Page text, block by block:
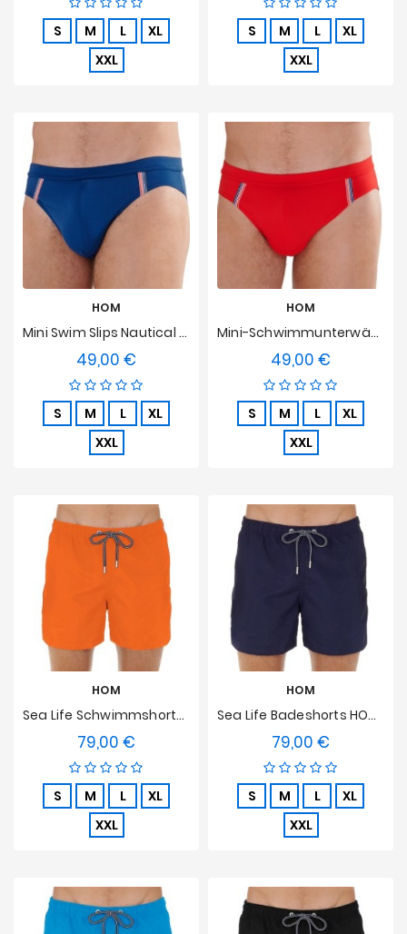
S M L
XL
XXL
S M L
XL
XXL
HOM
Mini Swim Slips Nautical Cup - Navy
49,00 €
S M L
XL
XXL
HOM
Mini-Schwimmunterwäsche Nautical Cup - Rot
49,00 €
S M L
XL
XXL
HOM
Sea Life Schwimmshorts HOM - Orange
79,00 €
S M L
XL
XXL
HOM
Sea Life Badeshorts HOM - Navy
79,00 €
S M L
XL
XXL